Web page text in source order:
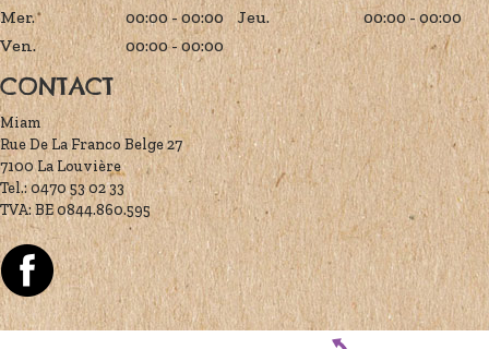
Mer.
00:00 - 00:00 Jeu.
00:00 - 00:00
Ven.
00:00 - 00:00
CONTACT
Miam
Rue De La Franco Belge 27
7100 La Louvière
Tel.:0470 53 02 33
TVA:BE 0844.860.595